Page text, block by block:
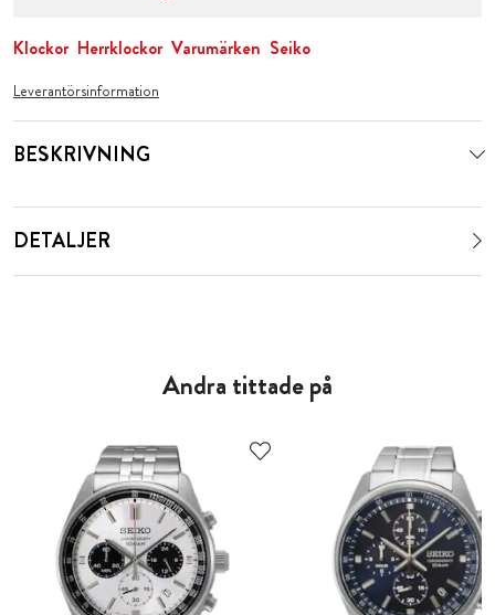
Klockor Herrklockor Varumärken Seiko
Leverantörsinformation
BESKRIVNING
DETALJER
Andra tittade på